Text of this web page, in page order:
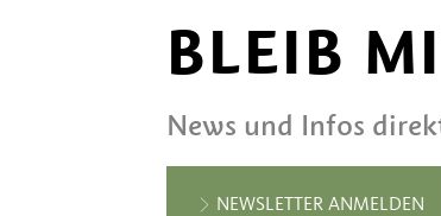
BLEIB
News und Infos
NEWSLETTER ANMELDEN